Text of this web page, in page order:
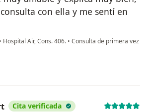
con ella y me sentí en
• Hospital Air, Cons. 406. • Consulta de primera vez
PHJ
Cita verificada